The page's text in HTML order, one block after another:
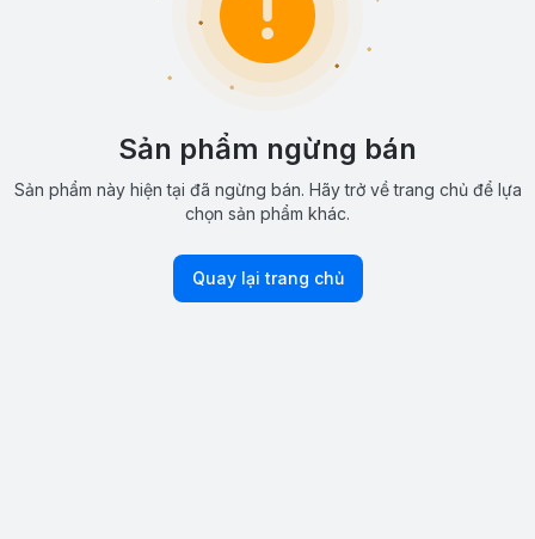
Sản phẩm ngừng bán
Sản phẩm này hiện tại đã ngừng bán. Hãy trở về trang chủ để lựa
chọn sản phẩm khác.
Quay lại trang chủ